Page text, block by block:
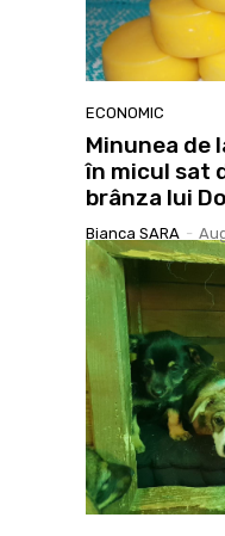
ECONOMIC
Minunea de
în micul sat
brânza lui
Bianca SARA -